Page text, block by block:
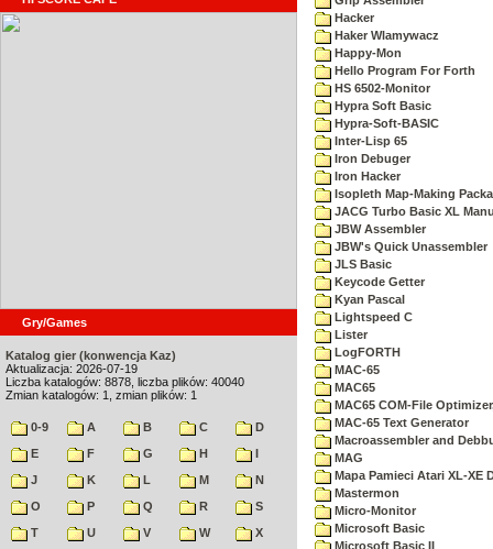
Gry/Games
Katalog gier (konwencja Kaz)
Aktualizacja: 2026-07-19
Liczba katalogów: 8878, liczba plików: 40040
Zmian katalogów: 1, zmian plików: 1
0-9 A B C
D
E
F G H
I
J
K L M
N
O
P Q R
S
T
U V W X
Hacker
Haker Wlamywacz
Happy-Mon
Hello Program For Forth
HS 6502-Monitor
Hypra Soft Basic
Hypra-Soft-BASIC
Inter-Lisp 65
Iron Debuger
Iron Hacker
Isopleth Map-Making
JACG Turbo Basic XL
JBW Assembler
JBW's Quick Unassembler
JLS Basic
Keycode Getter
Kyan Pascal
Lightspeed C
Lister
LogFORTH
MAC-65
MAC65
MAC65 COM-File
MAC-65 Text Generator
Macroassembler and
MAG
Mapa Pamieci Atari XL-XE
Mastermon
Micro-Monitor
Microsoft Basic
Microsoft Basic II